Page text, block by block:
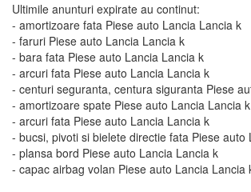
Ultimile anunturi expirate au continut:
- amortizoare fata Piese auto Lancia Lancia k
- faruri Piese auto Lancia Lancia k
- bara fata Piese auto Lancia Lancia k
- arcuri fata Piese auto Lancia Lancia k
- centuri seguranta, centura siguranta Piese
- amortizoare spate Piese auto Lancia Lancia k
- arcuri fata Piese auto Lancia Lancia k
- bucsi, pivoti si bielete directie fata Piese auto
- plansa bord Piese auto Lancia Lancia k
- capac airbag volan Piese auto Lancia Lancia